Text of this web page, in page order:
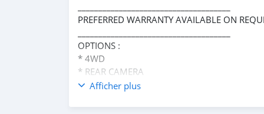
PREFERRED WARRANTY AVAILABLE ON
OPTIONS :
* 4WD
* REAR CAMERA
* REAR ENTERTAINMENT SYSTEM
* CD PLAYER
Afficher plus